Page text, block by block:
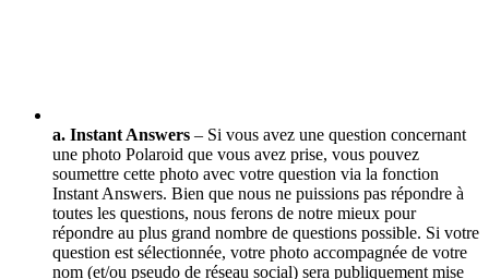
a. Instant Answers – Si vous avez une question concernant
une photo Polaroid que vous avez prise, vous pouvez
soumettre cette photo avec votre question via la fonction
Instant Answers. Bien que nous ne puissions pas répondre à
toutes les questions, nous ferons de notre mieux pour
répondre au plus grand nombre de questions possible. Si votre
question est sélectionnée, votre photo accompagnée de votre
nom (et/ou pseudo de réseau social) sera publiquement mise